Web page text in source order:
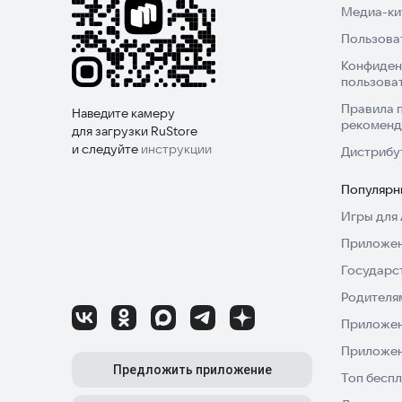
✔️ Функциональная заправка с возможностью
✔️ Управляйте автомобилем с помощью
на экране.
Попробуйте REB прямо сейчас и настройте
Наведите камеру
для загрузки RuStore
и следуйте инструкции
Предложить приложение
Медиа-
Правила
Игры для
Топ